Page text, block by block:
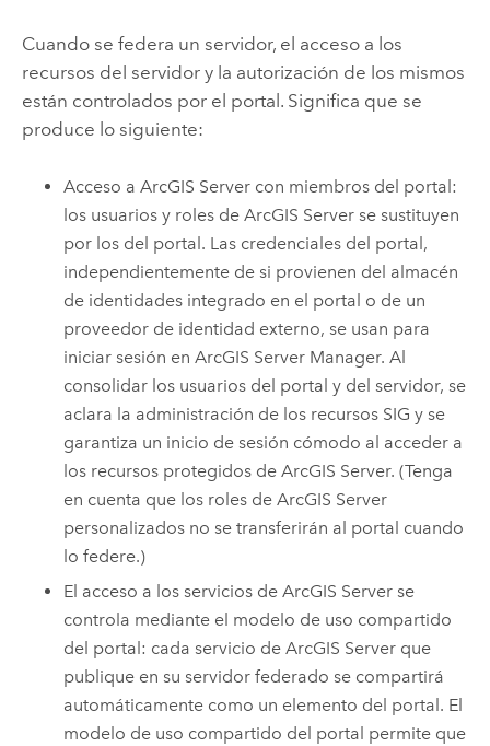
Cuando se federa un servidor, el acceso a los
recursos del servidor y la autorización de los mismos
están controlados por el portal. Significa que se
produce lo siguiente:
Acceso aArcGIS Server con miembros del portal:
los usuarios y roles deArcGIS Server se sustituyen
por los del portal. Las credenciales del portal,
independientemente de si provienen del almacén
de identidades integrado en el portal o de un
proveedor de identidad externo, se usan para
iniciar sesión en ArcGIS Server Manager. Al
consolidar los usuarios del portal y del servidor, se
aclara la administración de los recursos SIG y se
garantiza un inicio de sesión cómodo al acceder a
los recursos protegidos deArcGIS Server. (Tenga
en cuenta que los roles deArcGIS Server
personalizados no se transferirán al portal cuando
lo federe.)
El acceso a los servicios deArcGIS Server se
controla mediante el modelo de uso compartido
del portal: cada servicio deArcGIS Server que
publique en su servidor federado se compartirá
automáticamente como un elemento del portal. El
modelo de uso compartido del portal permite que